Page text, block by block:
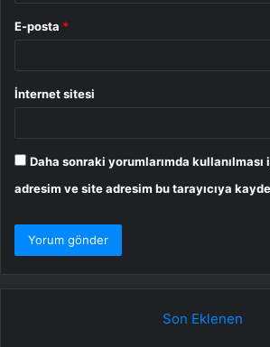
E-posta *
İnternet sitesi
Daha sonraki yorumlarımda kullanılması
adresim ve site adresim bu tarayıcıya
Son Eklenen